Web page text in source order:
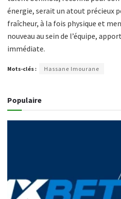
énergie, serait un atout précieux
fraîcheur, à la fois physique et
nouveau au sein de l’équipe,
immédiate.
Mots-clés : Hassane Imourane
Populaire